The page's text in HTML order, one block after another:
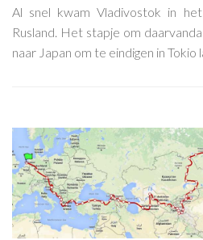
Al snel kwam Vladivostok in
Rusland. Het stapje om
naar Japan om te eindigen in Tokio